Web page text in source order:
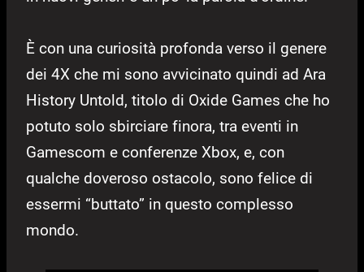
È con una curiosità profonda verso il genere
dei 4X che mi sono avvicinato quindi ad Ara
History Untold, titolo di Oxide Games che ho
potuto solo sbirciare finora, tra eventi in
Gamescom e conferenze Xbox, e, con
qualche doveroso ostacolo, sono felice di
essermi “buttato” in questo complesso
mondo.